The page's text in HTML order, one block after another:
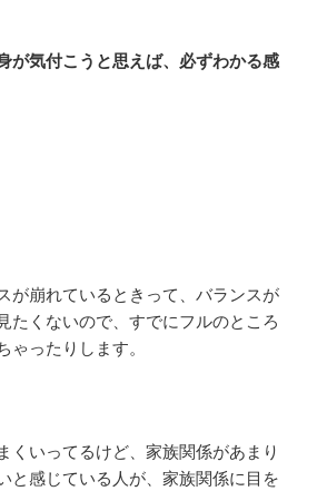
が気付こうと思えば、必ずわかる感
が崩れているときって、バランスが
たくないので、すでにフルのところ
ゃったりします。
くいってるけど、家族関係があまり
と感じている人が、家族関係に目を